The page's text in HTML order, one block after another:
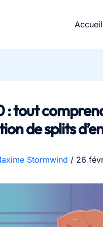
Accueil
: tout
de splits
Stormwind / 26